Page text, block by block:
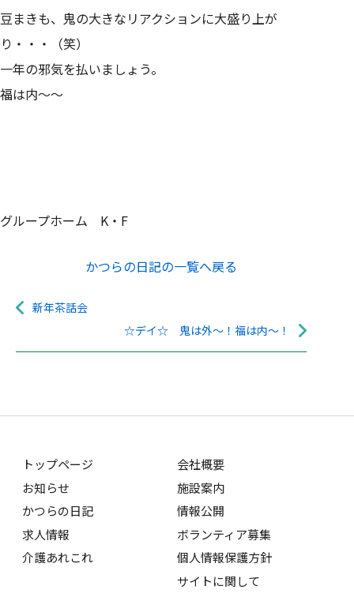
豆まきも、鬼の大きなリアクションに大盛り上が
り・・・（笑）
一年の邪気を払いましょう。
福は内～～
グループホーム K・F
かつらの日記の一覧へ戻る
新年茶話会
☆デイ☆ 鬼は外～！福は内～！
トップページ
お知らせ
かつらの日記
会社概要
施設案内
情報公開
求人情報
介護あれこれ
ボランティア募集
個人情報保護方針
サイトに関して